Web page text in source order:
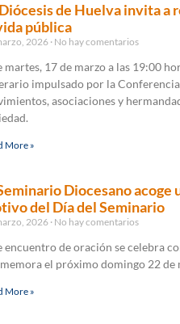
de Huelva invita a
pública
2026 No hay comentarios
martes, 17 de marzo a las 19:00
impulsado por la
asociaciones y
More »
Diocesano acoge
del Día del Seminario
2026 No hay comentarios
encuentro de oración se celebra
el próximo domingo 22 de
More »